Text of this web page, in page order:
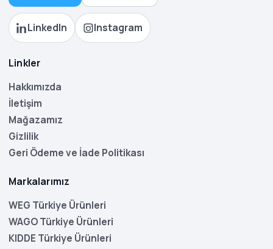
LinkedIn Instagram
Linkler
Hakkımızda
İletişim
Mağazamız
Gizlilik
Geri Ödeme ve İade Politikası
Markalarımız
WEG Türkiye Ürünleri
WAGO Türkiye Ürünleri
KIDDE Türkiye Ürünleri